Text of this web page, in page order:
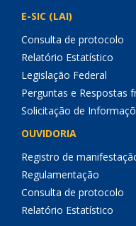
E-SIC (LAI)
Consulta de protocolo
Relatório Estatístico
Legislação Federal
Perguntas e Respostas
Solicitação de
OUVIDORIA
Registro de
Regulamentação
Consulta de protocolo
Relatório Estatístico